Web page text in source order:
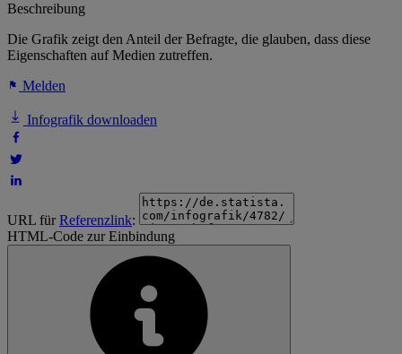
Beschreibung
Die Grafik zeigt den Anteil der Befragte, die glauben, dass diese
Eigenschaften auf Medien zutreffen.
Melden
Infografik downloaden
URL fürReferenzlink:
HTML-Code zur Einbindung